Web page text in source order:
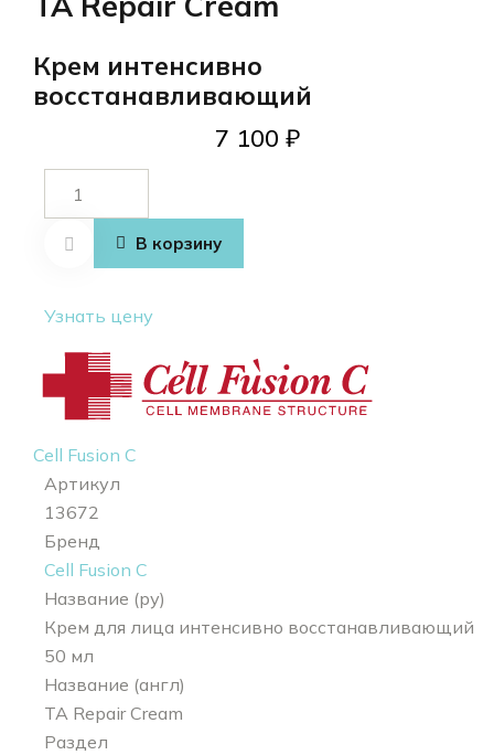
Крем интенсивно
восстанавливающий
7 100 ₽
Количество
товара
TA Repair Cream
В корзину
Узнать цену
Cell Fusion C
Артикул
13672
Бренд
Cell Fusion C
Название (ру)
Крем для лица интенсивно восстанавливающий
50 мл
Название (англ)
TA Repair Cream
Раздел